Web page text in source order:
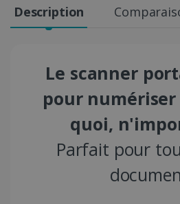
Description
Le scanner
pour
quoi,
Parfait pour